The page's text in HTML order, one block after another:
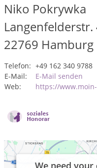
Niko Pokrywka
Langenfelderstr.
22769 Hamburg
Telefon: +49 162 340 9788
E-Mail:
E-Mail senden
Web:
https://
We need